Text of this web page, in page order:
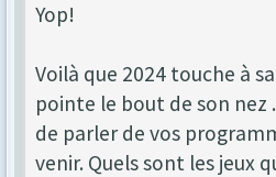
Yop!
Voilà que 2024 touche à
pointe le bout de son nez
de parler de vos
venir. Quels sont les jeux